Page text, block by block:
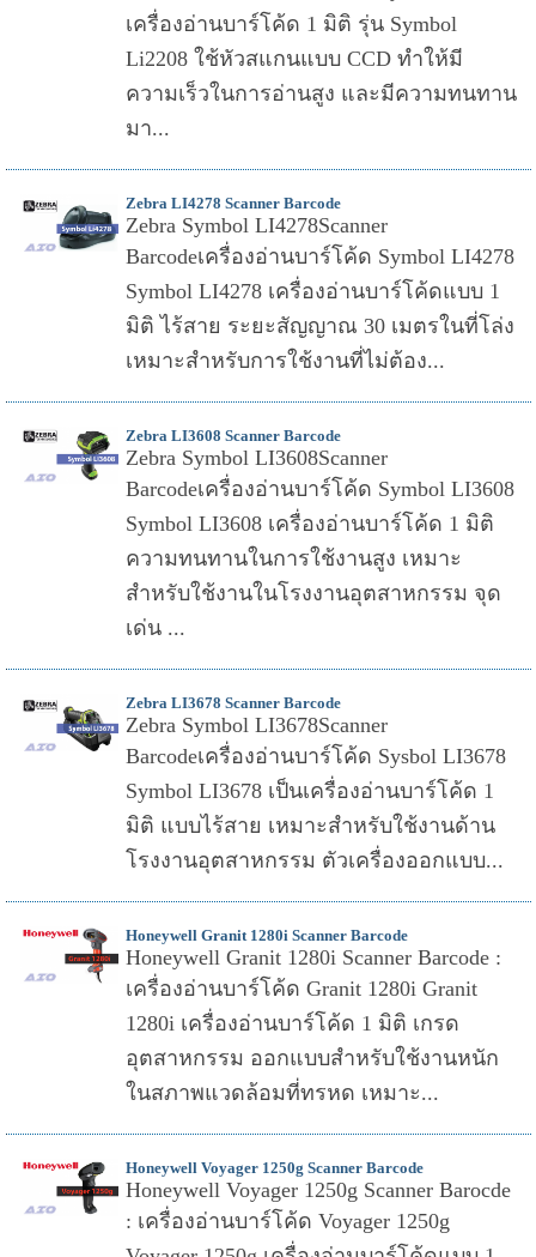
เครื่องอ่านบาร์โค้ด 1 มิติ รุ่น Symbol
Li2208 ใช้หัวสแกนแบบ CCD ทำให้มี
ความเร็วในการอ่านสูง และมีความทนทาน
มา...
Zebra LI4278 Scanner Barcode
Zebra Symbol LI4278Scanner
Barcodeเครื่องอ่านบาร์โค้ด Symbol LI4278
Symbol LI4278 เครื่องอ่านบาร์โค้ดแบบ 1
มิติ ไร้สาย ระยะสัญญาณ 30 เมตรในที่โล่ง
เหมาะสำหรับการใช้งานที่ไม่ต้อง...
Zebra LI3608 Scanner Barcode
Zebra Symbol LI3608Scanner
Barcodeเครื่องอ่านบาร์โค้ด Symbol LI3608
Symbol LI3608 เครื่องอ่านบาร์โค้ด 1 มิติ
ความทนทานในการใช้งานสูง เหมาะ
สำหรับใช้งานในโรงงานอุตสาหกรรม จุด
เด่น ...
Zebra LI3678 Scanner Barcode
Zebra Symbol LI3678Scanner
Barcodeเครื่องอ่านบาร์โค้ด Sysbol LI3678
Symbol LI3678 เป็นเครื่องอ่านบาร์โค้ด 1
มิติ แบบไร้สาย เหมาะสำหรับใช้งานด้าน
โรงงานอุตสาหกรรม ตัวเครื่องออกแบบ...
Honeywell Granit 1280i Scanner Barcode
Honeywell Granit 1280i Scanner Barcode :
เครื่องอ่านบาร์โค้ด Granit 1280i Granit
1280i เครื่องอ่านบาร์โค้ด 1 มิติ เกรด
อุตสาหกรรม ออกแบบสำหรับใช้งานหนัก
ในสภาพแวดล้อมที่ทรหด เหมาะ...
Honeywell Voyager 1250g Scanner Barcode
Honeywell Voyager 1250g Scanner Barocde
: เครื่องอ่านบาร์โค้ด Voyager 1250g